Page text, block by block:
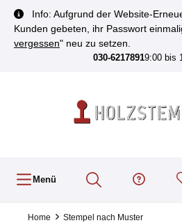
springen
Info: Aufgrund der Website-
Kunden gebeten, ihr Passwort
vergessen" neu zu setzen.
030-62178919:00 bis
Menü
Home Stempel nach Muster